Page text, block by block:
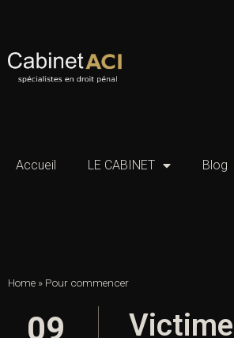
Accueil LE CABINET Blog
Home » Pour commencer
09